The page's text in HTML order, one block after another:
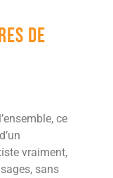
de
ce
vraiment,
sans